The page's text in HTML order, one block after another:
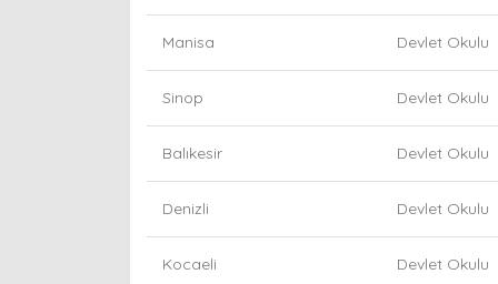
Manisa Devlet Okulu
Sinop Devlet Okulu
Balıkesir Devlet Okulu
Denizli Devlet Okulu
Kocaeli Devlet Okulu